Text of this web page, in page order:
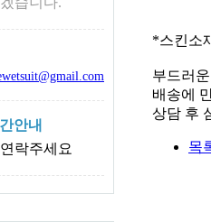
안내
락주세요
*스킨소
부드러
배송에
상담 후
목